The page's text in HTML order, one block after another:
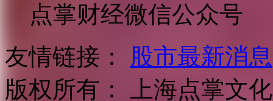
点掌财经微信公众号
友情链接：
股市最新消息
版权所有：
上海点掌文